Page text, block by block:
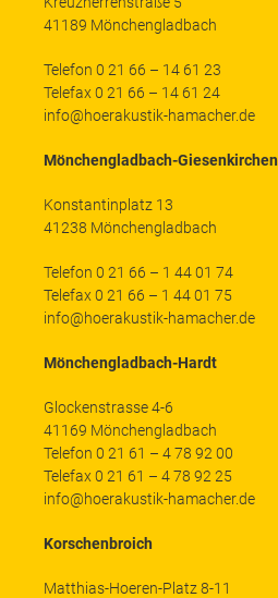
41189 Mönchengladbach
Telefon 0 21 66 – 14 61 23
Telefax 0 21 66 – 14 61 24
info@hoerakustik-hamacher.de
Mönchengladbach-Giesenkirchen
Konstantinplatz 13
41238 Mönchengladbach
Telefon 0 21 66 – 1 44 01 74
Telefax 0 21 66 – 1 44 01 75
info@hoerakustik-hamacher.de
Mönchengladbach-Hardt
Glockenstrasse 4-6
41169 Mönchengladbach
Telefon 0 21 61 – 4 78 92 00
Telefax 0 21 61 – 4 78 92 25
info@hoerakustik-hamacher.de
Korschenbroich
Matthias-Hoeren-Platz 8-11